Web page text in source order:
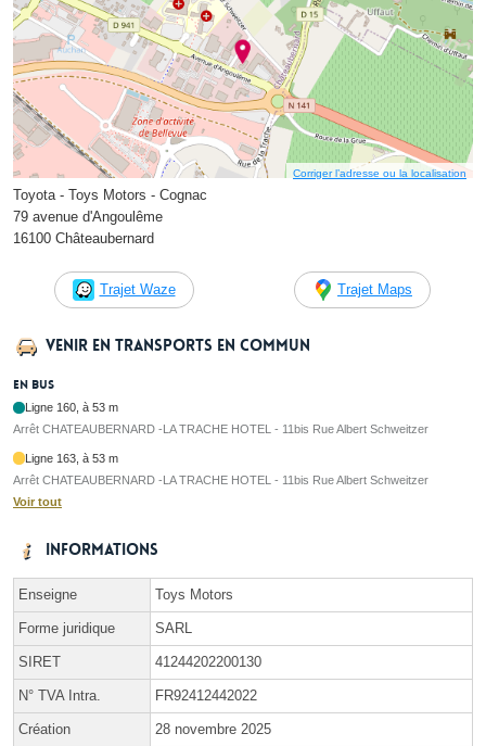
Corriger l’adresse ou la localisation
Toyota - Toys Motors - Cognac
79 avenue d'Angoulême
16100 Châteaubernard
Trajet Waze Trajet Maps
Venir en transports en commun
En bus
Ligne 160, à 53 m
Arrêt CHATEAUBERNARD -LA TRACHE HOTEL - 11bis Rue Albert Schweitzer
Ligne 163, à 53 m
Arrêt CHATEAUBERNARD -LA TRACHE HOTEL - 11bis Rue Albert Schweitzer
Voir tout
Informations
Enseigne Toys Motors
Forme juridique SARL
SIRET 41244202200130
N° TVA Intra. FR92412442022
Création 28 novembre 2025